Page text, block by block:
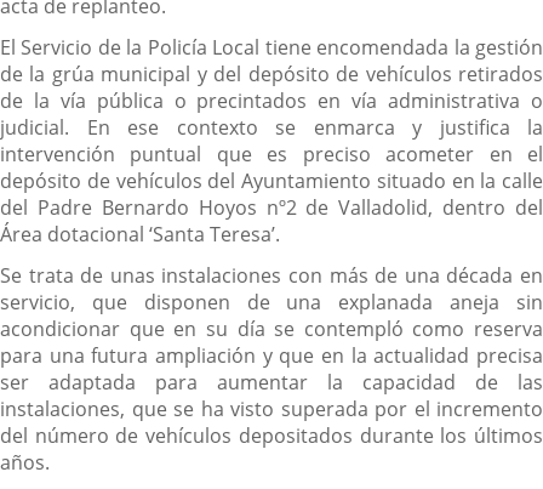
acta de replanteo.
El Servicio de la Policía Local tiene encomendada la gestión
de la grúa municipal y del depósito de vehículos retirados
de la vía pública o precintados en vía administrativa o
judicial. En ese contexto se enmarca y justifica la
intervención puntual que es preciso acometer en el
depósito de vehículos del Ayuntamiento situado en la calle
del Padre Bernardo Hoyos nº2 de Valladolid, dentro del
Área dotacional ‘Santa Teresa’.
Se trata de unas instalaciones con más de una década en
servicio, que disponen de una explanada aneja sin
acondicionar que en su día se contempló como reserva
para una futura ampliación y que en la actualidad precisa
ser adaptada para aumentar la capacidad de las
instalaciones, que se ha visto superada por el incremento
del número de vehículos depositados durante los últimos
años.